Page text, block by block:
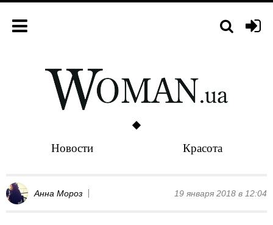
Новости Красота
Анна Мороз 19 января 2018 в 12:04